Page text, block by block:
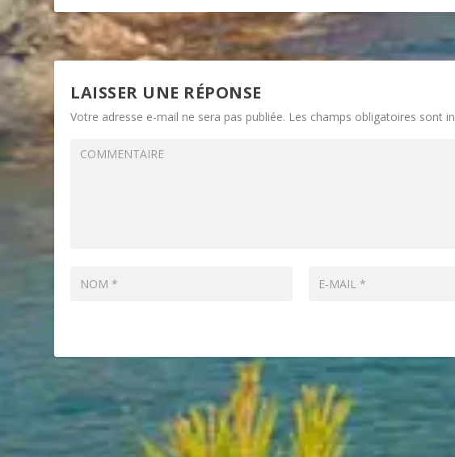
LAISSER UNE RÉPONSE
Votre adresse e-mail ne sera pas publiée. Les champs obligatoires sont